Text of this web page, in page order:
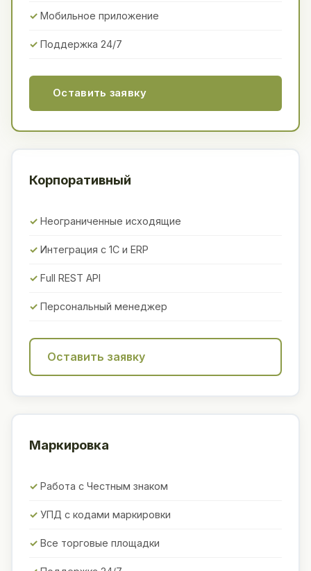
Мобильное приложение
Поддержка 24/7
Оставить заявку
Корпоративный
Неограниченные исходящие
Интеграция с 1С и ERP
Full REST API
Персональный менеджер
Оставить заявку
Маркировка
Работа с Честным знаком
УПД с кодами маркировки
Все торговые площадки